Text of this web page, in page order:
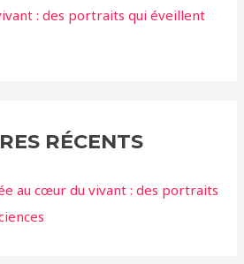
: des portraits qui éveillent
RÉCENTS
au cœur du vivant : des portraits